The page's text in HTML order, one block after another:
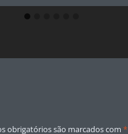
obrigatórios são marcados com *